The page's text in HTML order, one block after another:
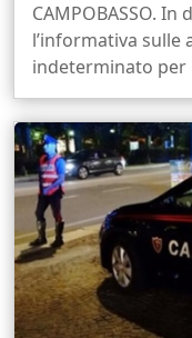
CAMPOBASSO.
l’informativa sulle
indeterminato per